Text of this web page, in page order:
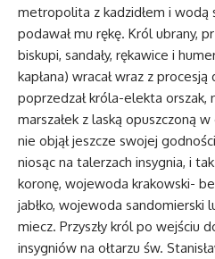
metropolita z kadzidłem i wodą
podawał mu rękę. Król ubrany,
biskupi, sandały, rękawice i
kapłana) wracał wraz z
poprzedzał króla-elekta orszak,
marszałek z laską opuszczoną
nie objął jeszcze swojej
niosąc na talerzach insygnia, i
koronę, wojewoda krakowski-
jabłko, wojewoda sandomierski
miecz. Przyszły król po wejściu
insygniów na ołtarzu św.